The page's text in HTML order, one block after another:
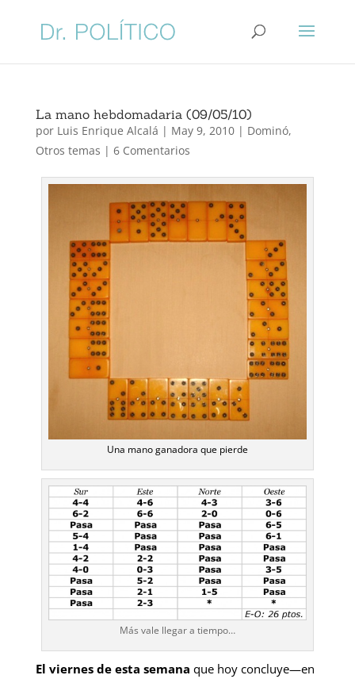
La mano hebdomadaria (09/05/10)
por Luis Enrique Alcalá | May 9, 2010| Dominó,
Otros temas | 6 Comentarios
Una mano ganadora que pierde
Más vale llegar a tiempo…
El viernes de esta semana que hoy concluye—en